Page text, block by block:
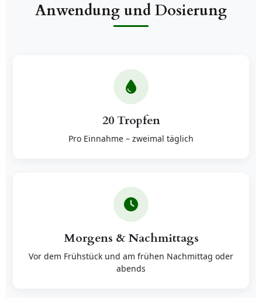
Anwendung und Dosierung
20 Tropfen
Pro Einnahme – zweimal täglich
Morgens & Nachmittags
Vor dem Frühstück und am frühen Nachmittag oder
abends